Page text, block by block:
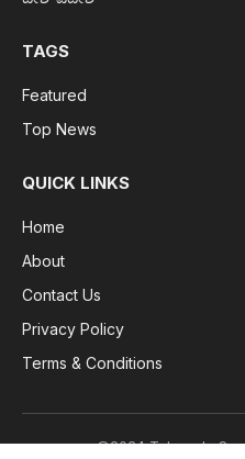
TAGS
Featured
Top News
QUICK LINKS
Home
About
Contact Us
Privacy Policy
Terms & Conditions
©2024 Tulunada